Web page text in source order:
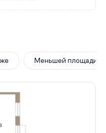
Меньшей площади